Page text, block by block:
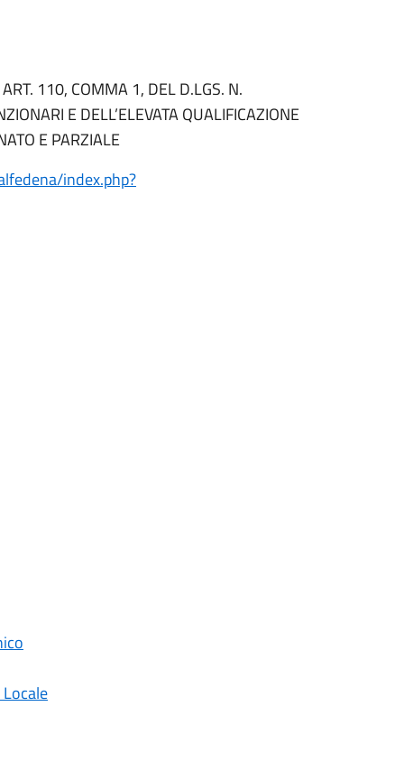
110, COMMA 1, DEL D.LGS. N.
E DELL’ELEVATA QUALIFICAZIONE
E PARZIALE
index.php?